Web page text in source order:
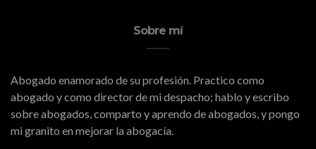
Sobre mí
Abogado enamorado de su profesión. Practico como
abogado y como director de mi despacho; hablo y escribo
sobre abogados, comparto y aprendo de abogados, y pongo
mi granito en mejorar la abogacía.